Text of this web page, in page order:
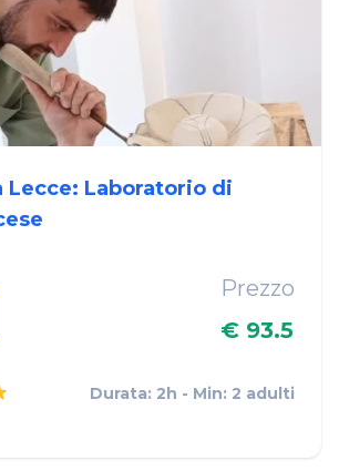
Lecce: Laboratorio di
Prezzo
€ 93.5
Durata: 2h - Min: 2 adulti